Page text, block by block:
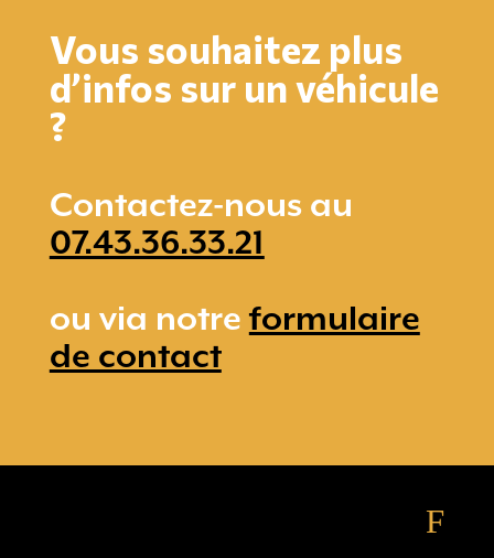
Vous souhaitez plus
d’infos sur un véhicule
?
Contactez-nous au
07.43.36.33.21
ou via notreformulaire
de contact
F